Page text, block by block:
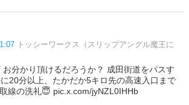
トッシーワークス（スリップアングル魔王に
分かり頂けるだろうか？ 成田街道をパスす
20分以上、たかだか5キロ先の高速入口まで
線の洗礼😇 pic.x.com/jyNZL0IHHb